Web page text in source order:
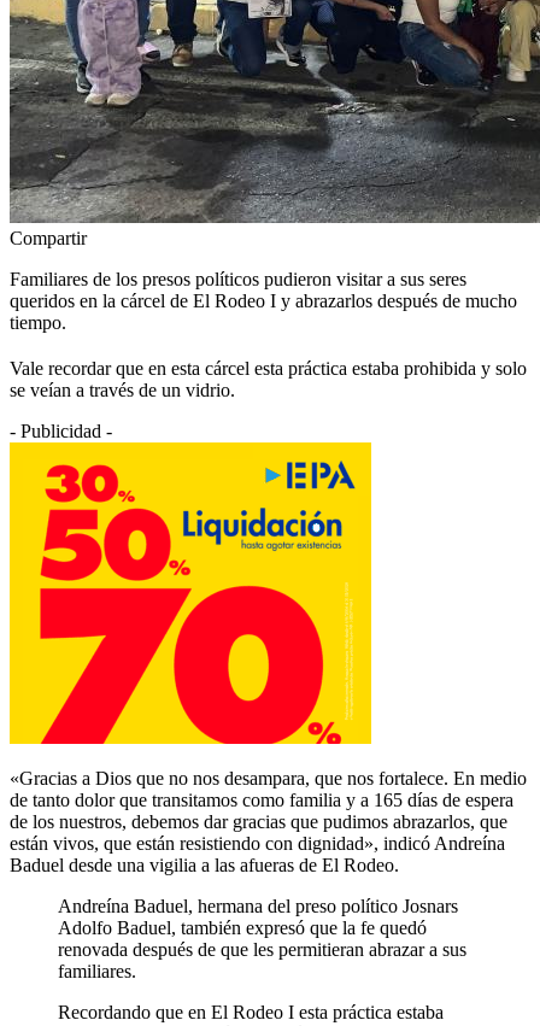
Compartir
Familiares de los presos políticos pudieron visitar a sus seres
queridos en la cárcel de El Rodeo I y abrazarlos después de mucho
tiempo.
Vale recordar que en esta cárcel esta práctica estaba prohibida y solo
se veían a través de un vidrio.
- Publicidad -
«Gracias a Dios que no nos desampara, que nos fortalece. En medio
de tanto dolor que transitamos como familia y a 165 días de espera
de los nuestros, debemos dar gracias que pudimos abrazarlos, que
están vivos, que están resistiendo con dignidad», indicó Andreína
Baduel desde una vigilia a las afueras de El Rodeo.
Andreína Baduel, hermana del preso político Josnars
Adolfo Baduel, también expresó que la fe quedó
renovada después de que les permitieran abrazar a sus
familiares.
Recordando que en El Rodeo I esta práctica estaba